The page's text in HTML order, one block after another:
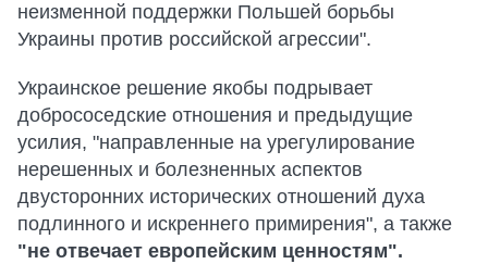
неизменной поддержки Польшей борьбы
Украины против российской агрессии".
Украинское решение якобы подрывает
добрососедские отношения и предыдущие
усилия, "направленные на урегулирование
нерешенных и болезненных аспектов
двусторонних исторических отношений духа
подлинного и искреннего примирения", а также
"не отвечает европейским ценностям".